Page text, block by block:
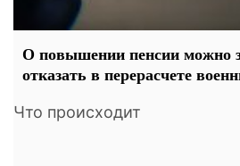
О повышении пенсии можно
отказать в перерасчете
Что происходит